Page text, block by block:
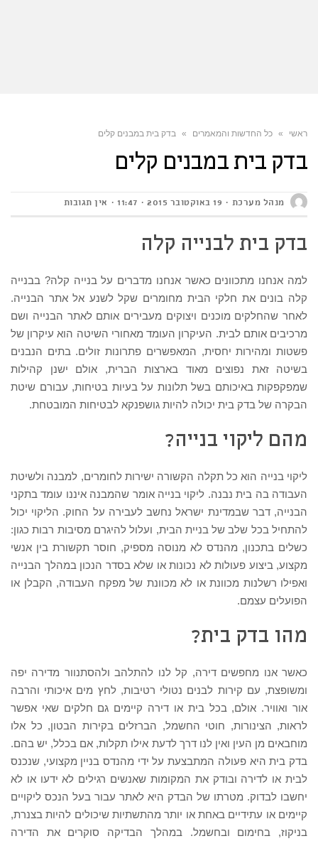
ראשי » כל החדשות והמאמרים » בדק בית במבנים קלים
בדק בית במבנים קלים
מנהל מערכת 19 באוקטובר 2015 11:47 אין תגובות
בדק בית לבנייה קלה
למה אנחנו מתכוונים כאשר אנחנו מדברים על בנייה קלה? בבנייה
קלה בונים את חלקי הבית מחומרים שקל לשנע אל אתר הבנייה.
לאחר שהחלקים מוכנים ויצוקים מעבירים אותם לאתר הבנייה ושם
מרכיבים אותם לבית. העיקרון העומד מאחורי השיטה הוא עיקרון של
פשטות ומהירות יחסית, המאפשרים פתרונות זולים. בתים הנבנים
בשיטה זאת נפוצים מאוד בארצות הברית, אולם ישנן קהילות
שמפקפקות באיכותם בשל תלונות על בעיות בטיחות, עבורם שיטת
הבקרה של בדק בית יכולה להיות גושפנקא לבטיחות המובטחת.
מהם ליקוי בנייה?
ליקוי בנייה הוא כל תקלה הקשורה ישירות לחומרים, למבנה ולשיטת
העבודה בה בית נבנה. ליקוי בנייה אומר שהמבנה איננו עומד בתקני
הבנייה, דבר שבמדינת ישראל נחשב לעבירה על החוק. הליקוי יכול
להתחיל בכל שלב של בניית הבית, ועלול להיגרם מסיבות רבות כגון:
כשלים בתכנון, מהנדס לא מנוסה מספיק, חוסר תקשורת בין אנשי
מקצוע, ביצוע פעולות לא נכונות או שלא בסדר הנכון במהלך הבנייה
ואפילו רשלנות מכוונת או לא מכוונת של מפקח העבודה, הקבלן או
הפועלים עצמם.
מהו בדק בית?
כאשר אנו מחפשים דירה, קל לנו להתלהב ולהסתנוור מדירה יפה
ומשופצת, עם קירות לבנים נטולי רטיבות, לחץ מים איכותי והרבה
אור ואוויר. אולם, בכל בית או דירה קיימים גם חלקים שאי אפשר
לראות, הצינורות, חוטי החשמל, הברזלים בקירות הבטון, כל אלו
מוחבאים מן העין ואין לנו דרך לדעת אילו תקלות, אם בכלל, יש בהם.
בדק בית היא פעולה המתבצעת על ידי מהנדס בניין מקצועי, שנכנס
לבית או לדירה ובודק את המקומות שאנשים רגילים לא ידעו או לא
יחשבו לבדוק. מטרתו של הבדק היא לאתר עבור בעל הנכס ליקויים
קיימים או עתידיים באחת או יותר מהתשתיות שיכולים להיות בצנרת,
בניקוז, בחימום ובחשמל. במהלך הבדיקה סוקרים את הדירה